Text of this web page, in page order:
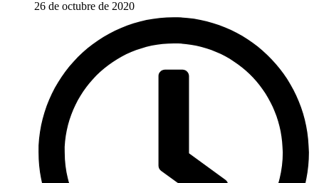
26 de octubre de 2020